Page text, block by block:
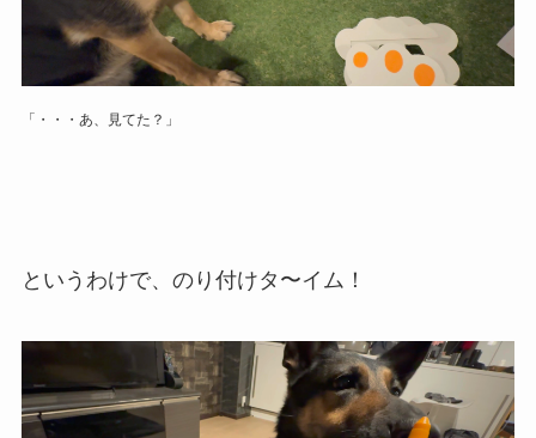
「・・・あ、見てた？」
というわけで、のり付けタ〜イム！